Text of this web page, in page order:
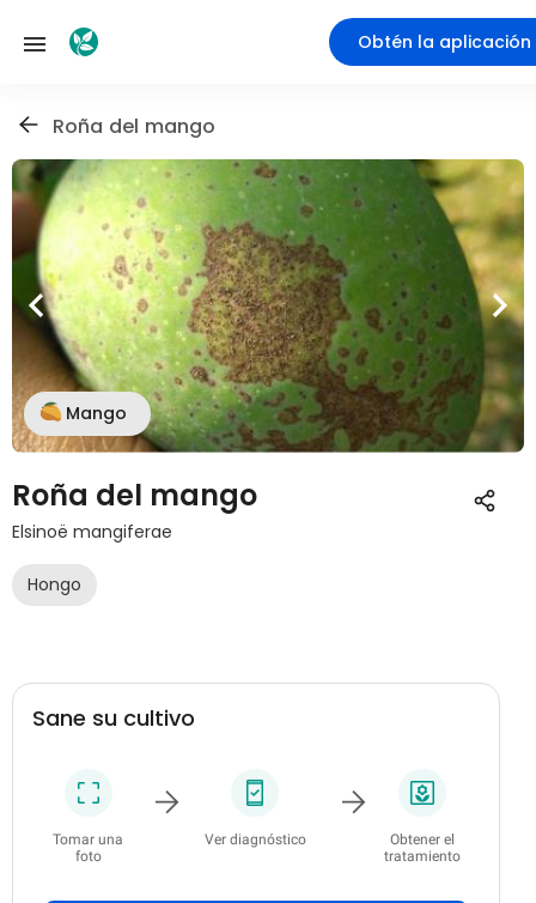
Obtén la aplicación
Roña del mango
Mango
Roña del mango
Elsinoë mangiferae
Hongo
Sane su cultivo
Tomar una
foto
Ver diagnóstico
Obtener el
tratamiento